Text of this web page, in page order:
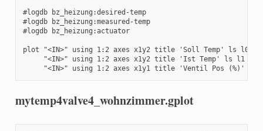
#logdb bz_heizung:desired-temp
#logdb bz_heizung:measured-temp
#logdb bz_heizung:actuator
plot "<IN>" using 1:2 axes x1y2 title 'Soll Temp' ls l0
"<IN>" using 1:2 axes x1y2 title 'Ist Temp' ls l1 lw
"<IN>" using 1:2 axes x1y1 title 'Ventil Pos (%)' ls
mytemp4valve4_wohnzimmer.gplot